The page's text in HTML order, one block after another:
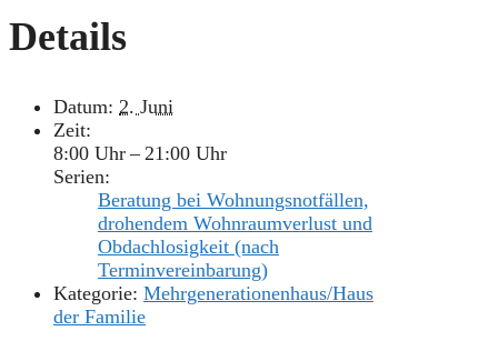
Details
Datum: 2. Juni
Zeit:
8:00 Uhr – 21:00 Uhr
Serien:
Beratung bei Wohnungsnotfällen,
drohendem Wohnraumverlust und
Obdachlosigkeit (nach
Terminvereinbarung)
Kategorie: Mehrgenerationenhaus/Haus
der Familie